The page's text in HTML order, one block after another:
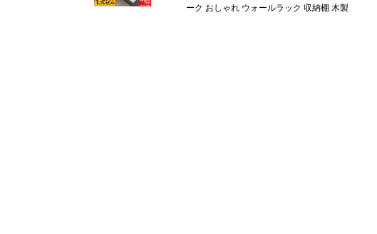
ーク おしゃれ ウォールラック 収納棚 木製